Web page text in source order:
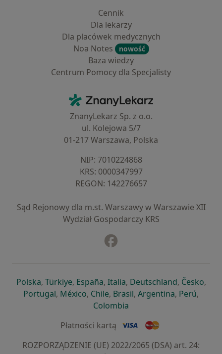
Cennik
Dla lekarzy
Dla placówek medycznych
Noa Notes
nowość
Baza wiedzy
Centrum Pomocy dla Specjalisty
ZnanyLekarz - Strona główna
ZnanyLekarz Sp. z o.o.
ul. Kolejowa 5/7
01-217 Warszawa, Polska
NIP: ⁠7010224868
KRS: ⁠0000347997
REGON: ⁠142276657
Sąd Rejonowy dla m.st. Warszawy w Warszawie XII
Wydział Gospodarczy KRS
Polskaotwiera się w nowej karcie
, Türkiyeotwiera się w nowej karcie
, Españaotwiera się w nowej karcie
, Italiaotwiera się w nowej
, Deutschlandotwiera się
, Česko,
Portugalotwiera się w nowej karcie
, Méxicootwiera się w nowej karcie
, Chileotwiera się w nowej karcie
, Brasilotwiera się w nowej
, Argentinaotwiera się
, Perú,
Colombia
Płatności kartą
ROZPORZĄDZENIE (UE) 2022/2065 (DSA) art. 24: